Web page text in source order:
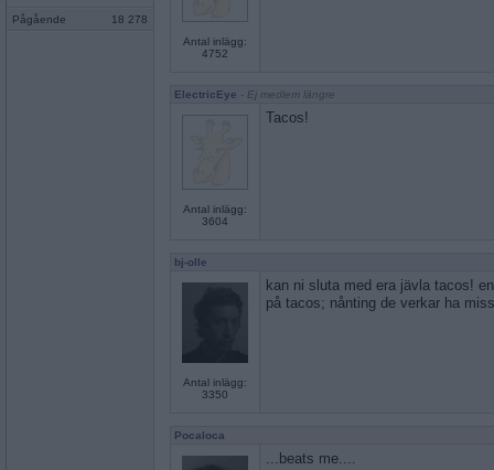
Pågående 18 278
Antal inlägg:
4752
ElectricEye - Ej medlem längre
Antal inlägg:
3604
Tacos!
bj-olle
Antal inlägg:
3350
kan ni sluta med era jävla tacos!
på tacos; nånting de verkar ha
Pocaloca
...beats me....